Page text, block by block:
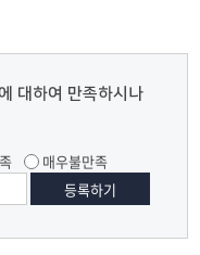
대하여 만족하시나
매우불만족